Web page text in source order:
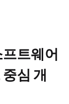
트웨어
심 개